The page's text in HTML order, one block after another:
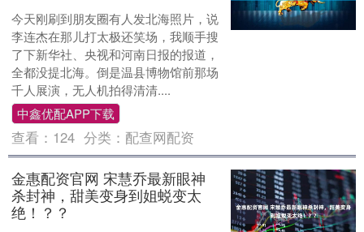
今天刚刷到朋友圈有人发北海照片，说
李连杰在那儿打太极还笑场，我顺手搜
了下新华社、央视和河南日报的报道，
全都没提北海。倒是温县博物馆前那场
千人展演，无人机拍得清清....
中鑫优配APP下载
查看： 124 分类： 配查网配资
金惠配资官网 宋慧乔最新眼神
杀封神，甜美变身到姐蜕变太
绝！？？